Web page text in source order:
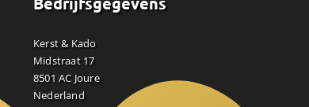
Bedrijfsgegevens
Kerst & Kado
Midstraat 17
8501 AC Joure
Nederland